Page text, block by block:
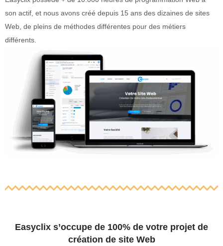
son actif, et nous avons créé depuis 15 ans des dizaines de sites
Web, de pleins de méthodes différentes pour des métiers
différents.
Easyclix s’occupe de 100% de votre projet de
création de site Web